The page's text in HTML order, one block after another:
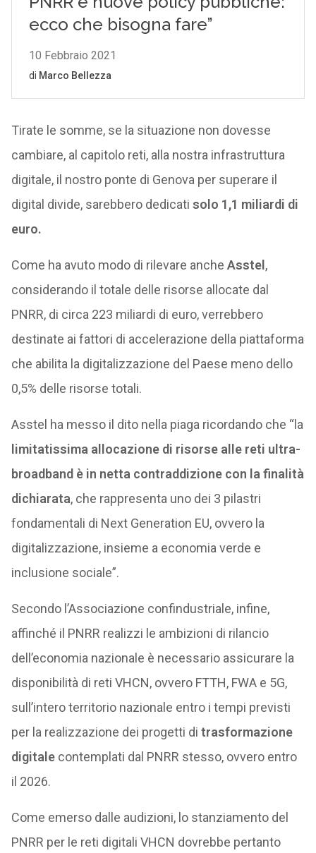
Tirate le somme, se la situazione non dovesse
cambiare, al capitolo reti, alla nostra infrastruttura
digitale, il nostro ponte di Genova per superare il
digital divide, sarebbero dedicati solo 1,1 miliardi di
euro.
Come ha avuto modo di rilevare anche Asstel ,
considerando il totale delle risorse allocate dal
PNRR, di circa 223 miliardi di euro, verrebbero
destinate ai fattori di accelerazione della piattaforma
che abilita la digitalizzazione del Paese meno dello
0,5% delle risorse totali.
Asstel ha messo il dito nella piaga ricordando che “la
limitatissima allocazione di risorse alle reti ultra-
broadband è in netta contraddizione con la finalità
dichiarata, che rappresenta uno dei 3 pilastri
fondamentali di Next Generation EU, ovvero la
digitalizzazione, insieme a economia verde e
inclusione sociale”.
Secondo l’Associazione confindustriale, infine,
affinché il PNRR realizzi le ambizioni di rilancio
dell’economia nazionale è necessario assicurare la
disponibilità di reti VHCN, ovvero FTTH, FWA e 5G,
sull’intero territorio nazionale entro i tempi previsti
per la realizzazione dei progetti di trasformazione
digitalecontemplati dal PNRR stesso, ovvero entro
il 2026.
Come emerso dalle audizioni, lo stanziamento del
PNRR per le reti digitali VHCN dovrebbe pertanto